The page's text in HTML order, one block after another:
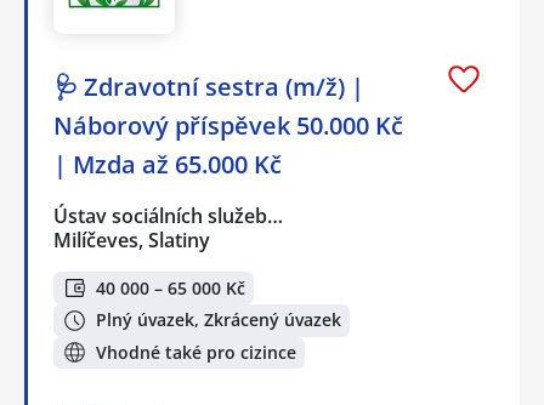
🩺 Zdravotní sestra (m/ž) |
Náborový příspěvek 50.000 Kč
| Mzda až 65.000 Kč
Ústav sociálních služeb…
Milíčeves, Slatiny
40 000 – 65 000 Kč
Plný úvazek, Zkrácený úvazek
Vhodné také pro cizince